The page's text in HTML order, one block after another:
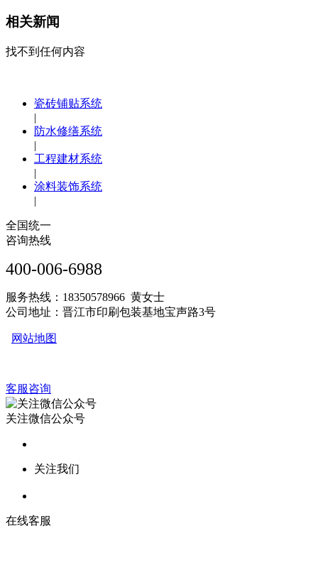
相关新闻
找不到任何内容
瓷砖铺贴系统
|
防水修缮系统
|
工程建材系统
|
涂料装饰系统
|
全国统一
咨询热线
400-006-6988
服务热线：18350578966 黄女士
公司地址：晋江市印刷包装基地宝声路3号
网站地图
客服咨询
关注微信公众号
关注我们
在线客服